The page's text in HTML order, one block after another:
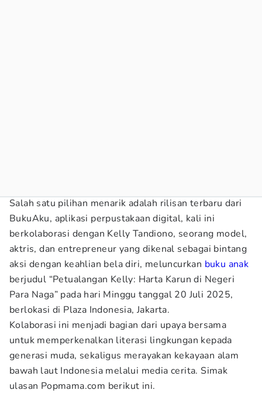
Salah satu pilihan menarik adalah rilisan terbaru dari
BukuAku, aplikasi perpustakaan digital, kali ini
berkolaborasi dengan Kelly Tandiono, seorang model,
aktris, dan entrepreneur yang dikenal sebagai bintang
aksi dengan keahlian bela diri, meluncurkan buku anak
berjudul “Petualangan Kelly: Harta Karun di Negeri
Para Naga” pada hari Minggu tanggal 20 Juli 2025,
berlokasi di Plaza Indonesia, Jakarta.
Kolaborasi ini menjadi bagian dari upaya bersama
untuk memperkenalkan literasi lingkungan kepada
generasi muda, sekaligus merayakan kekayaan alam
bawah laut Indonesia melalui media cerita. Simak
ulasan Popmama.com berikut ini.